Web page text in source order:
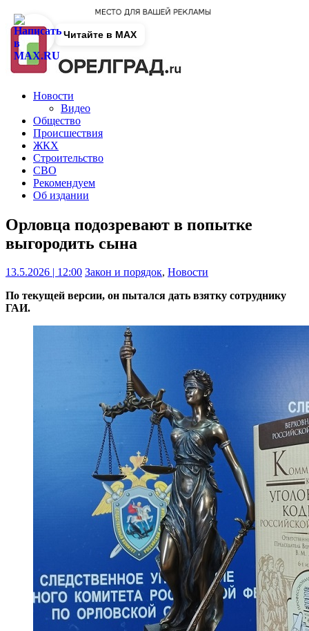
Новости
Видео
Общество
Происшествия
ЖКХ
Строительство
СВО
Рекомендуем
Об издании
Орловца подозревают в попытке
выгородить сына
13.5.2026 | 12:00 Закон и порядок, Новости
По текущей версии, он пытался дать взятку сотруднику
ГАИ.
Читайте в MAX